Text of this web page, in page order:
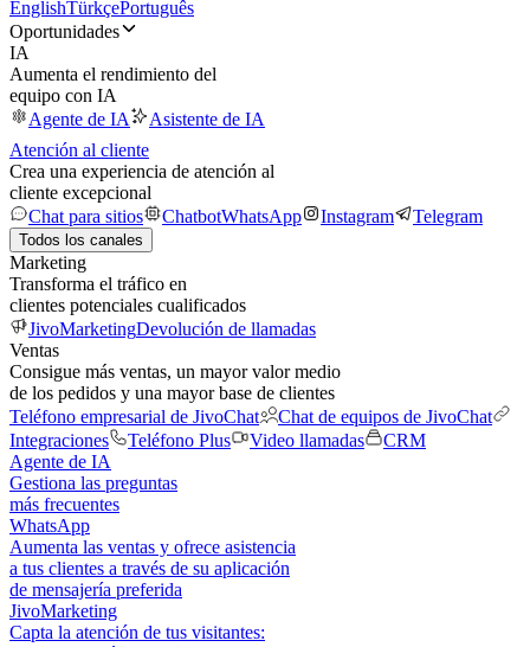
EnglishTürkçePortuguês
Oportunidades
IA
Aumenta el rendimiento del
equipo con IA
Agente de IA
Asistente de IA
Atención al cliente
Crea una experiencia de atención al
cliente excepcional
Chat para sitios
ChatbotWhatsApp Instagram Telegram
Todos los canales
Marketing
Transforma el tráfico en
clientes potenciales cualificados
JivoMarketingDevolución de llamadas
Ventas
Consigue más ventas, un mayor valor medio
de los pedidos y una mayor base de clientes
Teléfono empresarial de JivoChat
Chat de equipos de JivoChat
Integraciones
Teléfono Plus Video llamadas
CRM
Agente de IA
Gestiona las preguntas
más frecuentes
WhatsApp
Aumenta las ventas y ofrece asistencia
a tus clientes a través de su aplicación
de mensajería preferida
JivoMarketing
Capta la atención de tus visitantes: